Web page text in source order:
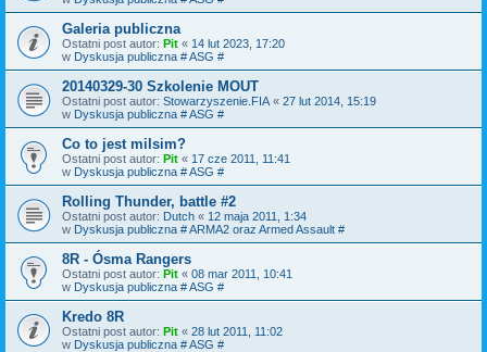
Galeria publiczna
Ostatni post autor: Pit « 14 lut 2023, 17:20
w Dyskusja publiczna # ASG #
20140329-30 Szkolenie MOUT
Ostatni post autor: Stowarzyszenie.FIA « 27 lut 2014, 15:19
w Dyskusja publiczna # ASG #
Co to jest milsim?
Ostatni post autor: Pit « 17 cze 2011, 11:41
w Dyskusja publiczna # ASG #
Rolling Thunder, battle #2
Ostatni post autor: Dutch « 12 maja 2011, 1:34
w Dyskusja publiczna # ARMA2 oraz Armed Assault #
8R - Ósma Rangers
Ostatni post autor: Pit « 08 mar 2011, 10:41
w Dyskusja publiczna # ASG #
Kredo 8R
Ostatni post autor: Pit « 28 lut 2011, 11:02
w Dyskusja publiczna # ASG #